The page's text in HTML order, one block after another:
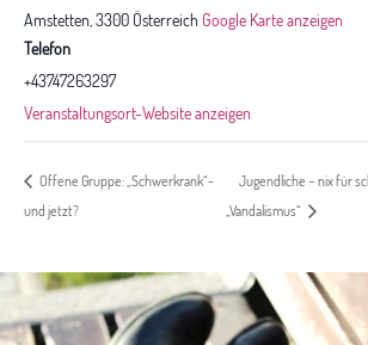
Amstetten 3300 Österreich Google Karte anzeigen
Telefon
+43747263297
Veranstaltungsort-Website anzeigen
Offene Gruppe: „Schwerkrank“-
und jetzt?
Jugendliche – nix für
„Vandalismus“